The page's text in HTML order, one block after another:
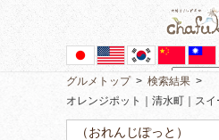
グルメトップ> 検索結果 >
オレンジポット｜清水町｜スイ
（おれんじぽっと）